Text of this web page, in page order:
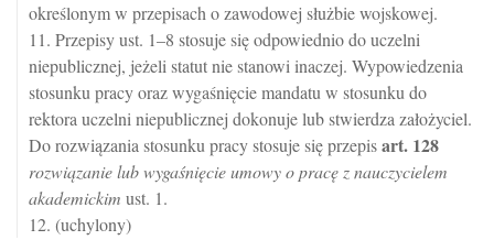
określonym w przepisach o zawodowej służbie wojskowej.
11. Przepisy ust. 1–8 stosuje się odpowiednio do uczelni
niepublicznej, jeżeli statut nie stanowi inaczej. Wypowiedzenia
stosunku pracy oraz wygaśnięcie mandatu w stosunku do
rektora uczelni niepublicznej dokonuje lub stwierdza założyciel.
Do rozwiązania stosunku pracy stosuje się przepisart. 128
rozwiązanie lub wygaśnięcie umowy o pracę z nauczycielem
akademickim ust. 1.
12. (uchylony)